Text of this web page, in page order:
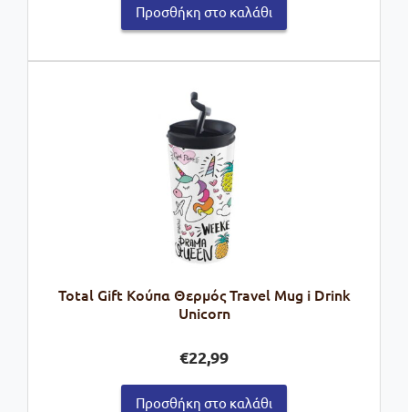
Προσθήκη στο καλάθι
Total Gift Κούπα Θερμός Travel Mug i Drink
Unicorn
€22,99
Προσθήκη στο καλάθι